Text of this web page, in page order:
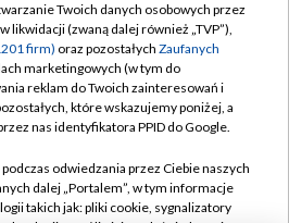
TVP
prywatności
Moje zgody
Pomoc
Kontakt
Twoich danych osobowych przez
likwidacji (zwaną dalej również „TVP”),
firm) oraz pozostałych Zaufanych
marketingowych (w tym do
reklam do Twoich zainteresowań i
które wskazujemy poniżej, a
nas identyfikatora PPID do Google.
odwiedzania przez Ciebie naszych
dalej „Portalem”, w tym informacje
takich jak: pliki cookie, sygnalizatory